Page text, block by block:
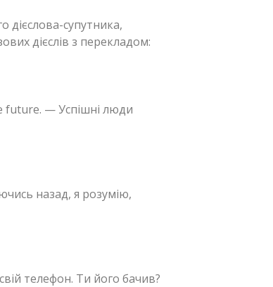
дієслова-супутника,
дієслів з перекладом:
future. — Успішні люди
назад, я розумію,
телефон. Ти його бачив?